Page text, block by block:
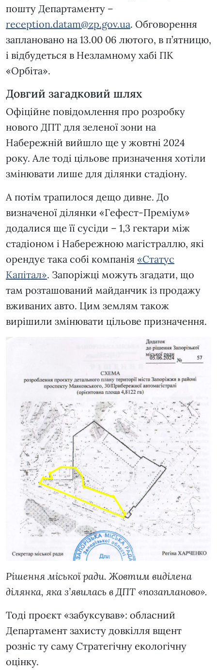
пошту Департаменту –
reception.datam@zp.gov.ua. Обговорення
заплановано на 13.00 06 лютого, в п’ятницю,
і відбудеться в Незламному хабі ПК
«Орбіта».
Довгий загадковий шлях
Офіційне повідомлення про розробку
нового ДПТ для зеленої зони на
Набережній вийшло ще у жовтні 2024
року. Але тоді цільове призначення хотіли
змінювати лише для ділянки стадіону.
А потім трапилося дещо дивне. До
визначеної ділянки «Гефест-Преміум»
додалися ще її сусіди – 1,3 гектари між
стадіоном і Набережною магістраллю, які
орендує така собі компанія «Статус
Капітал». Запоріжці можуть згадати, що
там розташований майданчик із продажу
вживаних авто. Цим землям також
вирішили змінювати цільове призначення.
Рішення міської ради. Жовтим виділена
ділянка, яка з’явилась в ДПТ «позапланово».
Тоді проєкт «забуксував»: обласний
Департамент захисту довкілля вщент
розніс ту саму Стратегічну екологічну
оцінку.